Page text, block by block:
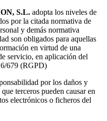
S.L. adopta los niveles de
por la citada normativa de
y demás normativa
son obligados para aquellas
en virtud de una
servicio, en aplicación del
679 (RGPD)
por los daños y
terceros pueden causar en
electrónicos o ficheros del